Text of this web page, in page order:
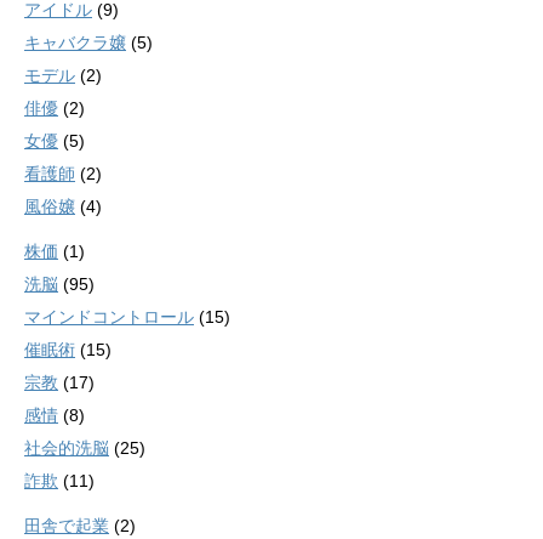
アイドル (9)
キャバクラ嬢 (5)
モデル (2)
俳優 (2)
女優 (5)
看護師 (2)
風俗嬢 (4)
株価 (1)
洗脳 (95)
マインドコントロール (15)
催眠術 (15)
宗教 (17)
感情 (8)
社会的洗脳 (25)
詐欺 (11)
田舎で起業 (2)